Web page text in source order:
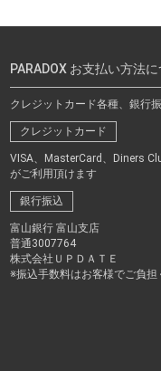
PARADOX お支払い方法
クレジットカード各種、銀行
クレジットカード
VISA、MasterCard、Diners
がご利用頂けます
銀行振込
富山銀行 富山支店
普通3007764
株式会社ＵＰＤＡＴＥ
※振込手数料はお客様でご負担